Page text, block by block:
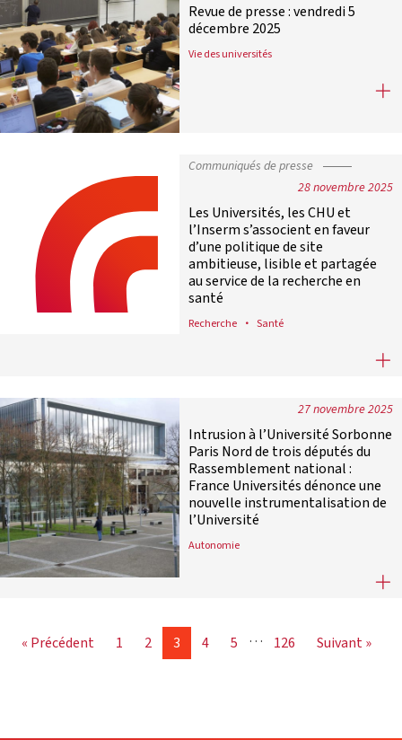
Revue de presse : vendredi 5
décembre 2025
Vie des universités
Revue de presse : vendredi 5
Communiqués de presse
28 novembre 2025
Les Universités, les CHU et
l’Inserm s’associent en faveur
d’une politique de site
ambitieuse, lisible et partagée
au service de la recherche en
santé
Recherche Santé
Les Universités, les CHU et
27 novembre 2025
Intrusion à l’Université Sorbonne
Paris Nord de trois députés du
Rassemblement national :
France Universités dénonce une
nouvelle instrumentalisation de
l’Université
Autonomie
Intrusion à l’Université
« Précédent 1 2 3 4 5 … 126 Suivant »